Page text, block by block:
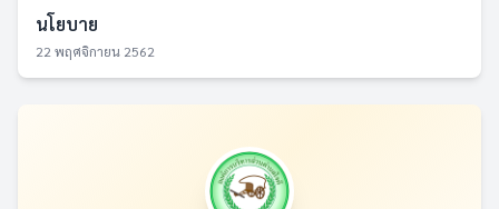
นโยบาย
22 พฤศจิกายน 2562